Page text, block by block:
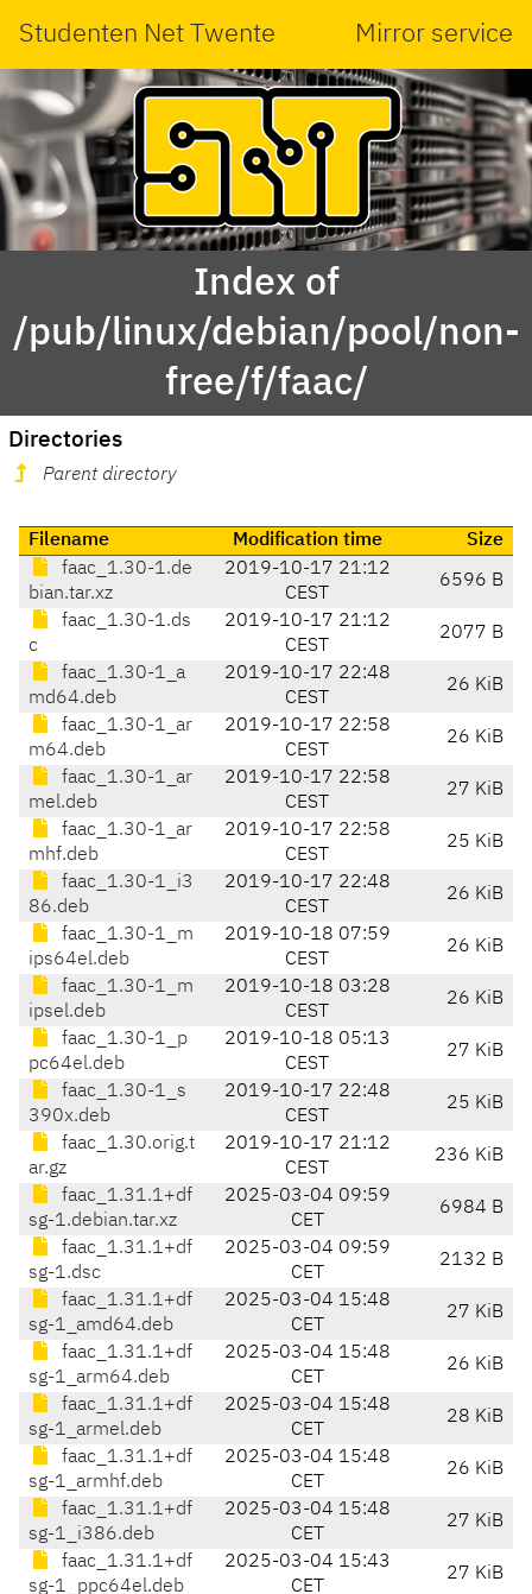
Studenten Net Twente Mirror service
Index of
/pub/linux/debian/pool/non-
free/f/faac/
Directories
Parent directory
Filename Modification time
Size
faac_1.30-1.de
bian.tar.xz
2019-10-17 21:12
CEST
6596 B
faac_1.30-1.ds
c
2019-10-17 21:12
CEST
2077 B
faac_1.30-1_a
md64.deb
2019-10-17 22:48
CEST
26 KiB
faac_1.30-1_ar
m64.deb
2019-10-17 22:58
CEST
26 KiB
faac_1.30-1_ar
mel.deb
2019-10-17 22:58
CEST
27 KiB
faac_1.30-1_ar
mhf.deb
2019-10-17 22:58
CEST
25 KiB
faac_1.30-1_i3
86.deb
2019-10-17 22:48
CEST
26 KiB
faac_1.30-1_m
ips64el.deb
2019-10-18 07:59
CEST
26 KiB
faac_1.30-1_m
ipsel.deb
2019-10-18 03:28
CEST
26 KiB
faac_1.30-1_p
pc64el.deb
2019-10-18 05:13
CEST
27 KiB
faac_1.30-1_s
390x.deb
2019-10-17 22:48
CEST
25 KiB
faac_1.30.orig.t
ar.gz
2019-10-17 21:12
CEST
236 KiB
faac_1.31.1+df
sg-1.debian.tar.xz
2025-03-04 09:59
CET
6984 B
faac_1.31.1+df
sg-1.dsc
2025-03-04 09:59
CET
2132 B
faac_1.31.1+df
sg-1_amd64.deb
2025-03-04 15:48
CET
27 KiB
faac_1.31.1+df
sg-1_arm64.deb
2025-03-04 15:48
CET
26 KiB
faac_1.31.1+df
sg-1_armel.deb
2025-03-04 15:48
CET
28 KiB
faac_1.31.1+df
sg-1_armhf.deb
2025-03-04 15:48
CET
26 KiB
faac_1.31.1+df
sg-1_i386.deb
2025-03-04 15:48
CET
27 KiB
faac_1.31.1+df
sg-1_ppc64el.deb
2025-03-04 15:43
CET
27 KiB